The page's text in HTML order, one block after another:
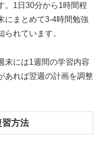
。1日30分から1時間程
にまとめて3-4時間勉強
れています。
末には1週間の学習内容
あれば翌週の計画を調整
習方法